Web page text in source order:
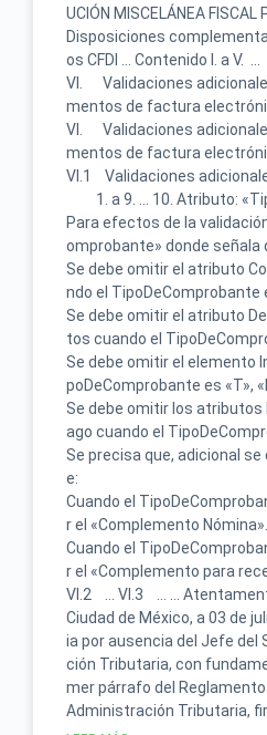
UCIÓN MISCELÁNEA FISCAL
Disposiciones
os CFDI … Contenido I. a V. …
VI. Validaciones
mentos de factura
VI. Validaciones
mentos de factura
VI.1 Validaciones
1. a 9. … 10. Atributo:
Para efectos de la
omprobante» donde señala
Se debe omitir el atributo
ndo el TipoDeComprobante
Se debe omitir el atributo
tos cuando el
Se debe omitir el elemento
poDeComprobante es «T»,
Se debe omitir los atributos
ago cuando el
Se precisa que, adicional
e:
Cuando el
r el «Complemento Nómina».
Cuando el
r el «Complemento para
VI.2 … VI.3 … …
Ciudad de México, a 03 de
ia por ausencia del Jefe del
ción Tributaria, con
mer párrafo del
Administración Tributaria,